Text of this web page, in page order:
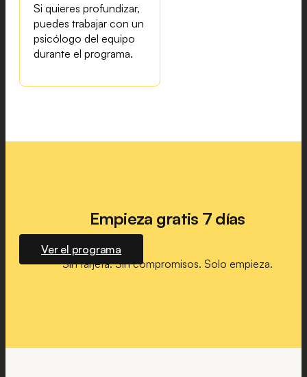
Si quieres profundizar,
puedes trabajar con un
psicólogo del equipo
durante el programa.
Empieza gratis 7 días
Ver el programa
Sin tarjeta. Sin compromisos. Solo empieza.